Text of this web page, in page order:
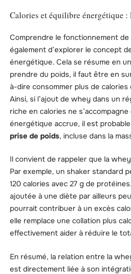
Calories et équilibre énergétique :
Comprendre le fonctionnement de
également d’explorer le concept
énergétique. Cela se résume en
prendre du poids, il faut être en
à-dire consommer plus de calories
Ainsi, si l’ajout de whey dans un
riche en calories ne
énergétique accrue, il est
prise de poids, incluse dans la
Il convient de rappeler que la
Par exemple, un shaker standard
120 calories avec 27 g de
ajoutée à une diète par ailleurs
pourrait contribuer à un excès
elle remplace une collation plus
effectivement aider à réduire le
En résumé, la relation entre la
est directement liée à son